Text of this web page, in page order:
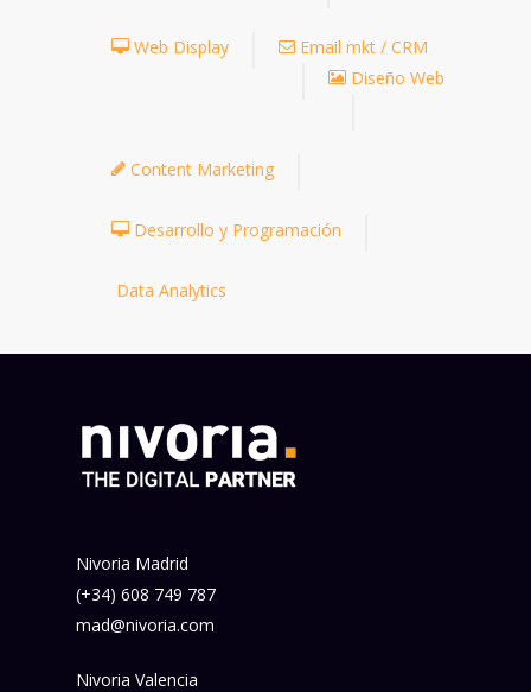
Web Display
Email mkt / CRM
Diseño Web
Content Marketing
Desarrollo y Programación
Data Analytics
Nivoria Madrid
(+34) 608 749 787
mad@nivoria.com
Nivoria Valencia